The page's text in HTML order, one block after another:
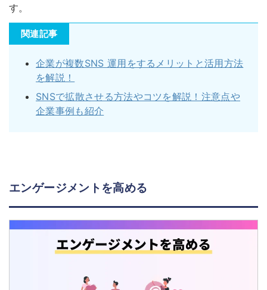
す。
関連記事
企業が複数SNS 運用をするメリットと活用方法
を解説！
SNSで拡散させる方法やコツを解説！注意点や
企業事例も紹介
エンゲージメントを高める